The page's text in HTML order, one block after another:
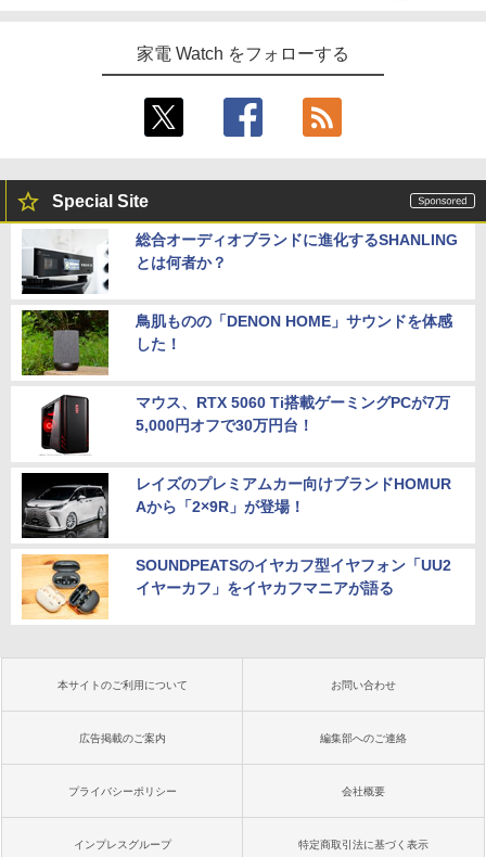
家電 Watch をフォローする
Special Site
総合オーディオブランドに進化するSHANLING
とは何者か？
鳥肌ものの「DENON HOME」サウンドを体感
した！
マウス、RTX 5060 Ti搭載ゲーミングPCが7万
5,000円オフで30万円台！
レイズのプレミアムカー向けブランドHOMUR
Aから「2×9R」が登場！
SOUNDPEATSのイヤカフ型イヤフォン「UU2
イヤーカフ」をイヤカフマニアが語る
本サイトのご利用について お問い合わせ
広告掲載のご案内 編集部へのご連絡
プライバシーポリシー 会社概要
インプレスグループ 特定商取引法に基づく表示